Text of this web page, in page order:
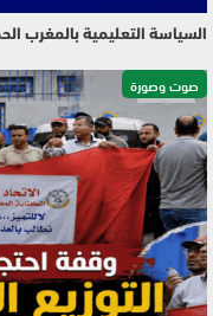
السياسة التعليمية بالمغرب
صوت وصورة